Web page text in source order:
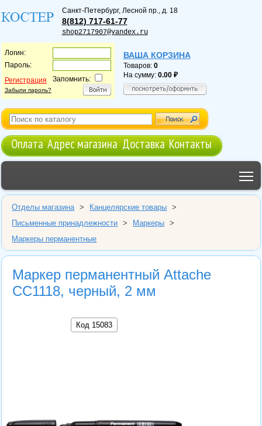
Санкт-Петербург, Лесной пр., д. 18
8(812) 717-61-77
shop2717907@yandex.ru
Логин:
Пароль:
Регистрация
Забыли пароль?
Запомнить:
ВАША КОРЗИНА
Товаров: 0
На сумму: 0.00
Оплата Адрес магазина Доставка Контакты
Отделы магазина > Канцелярские товары
>
Письменные принадлежности
> Маркеры
>
Маркеры перманентные
Маркер перманентный Attache
СС1118, черный, 2 мм
Код 15083